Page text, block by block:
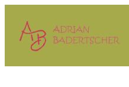
Inhalt
springen